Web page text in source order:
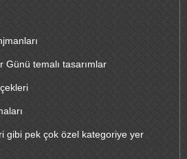
temalı tasarımlar
gibi pek çok özel kategoriye yer